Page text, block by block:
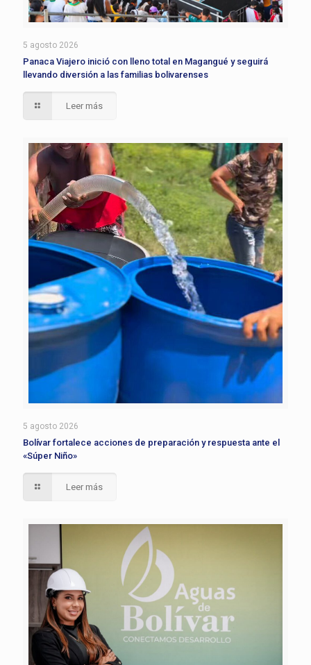
5 agosto 2026
Panaca Viajero inició con lleno total en Magangué y seguirá
llevando diversión a las familias bolivarenses
Leer más
5 agosto 2026
Bolívar fortalece acciones de preparación y respuesta ante el
«Súper Niño»
Leer más